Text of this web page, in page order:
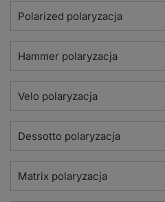
Polarized polaryzacja
Hammer polaryzacja
Velo polaryzacja
Dessotto polaryzacja
Matrix polaryzacja